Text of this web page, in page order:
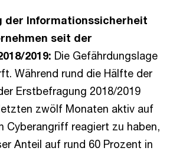
der Informationssicherheit
seit der
2019: Die Gefährdungslage
Während rund die Hälfte der
Erstbefragung 2018/2019
zwölf Monaten aktiv auf
Cyberangriff reagiert zu haben,
Anteil auf rund 60 Prozent in